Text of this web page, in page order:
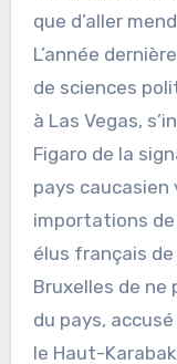
que d’aller
L’année
de sciences
à Las Vegas,
Figaro de la
pays caucasien
importations
élus français
Bruxelles de ne
du pays,
le Haut-